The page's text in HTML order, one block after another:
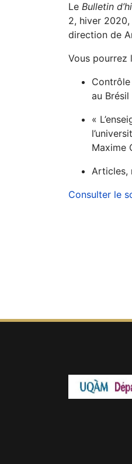
Le Bulletin
2, hiver
direction de
Vous pourrez
au Brésil
«
Maxime
Articles,
Consulter le